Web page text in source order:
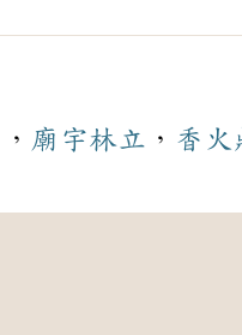
， 廟宇林立 ， 香火